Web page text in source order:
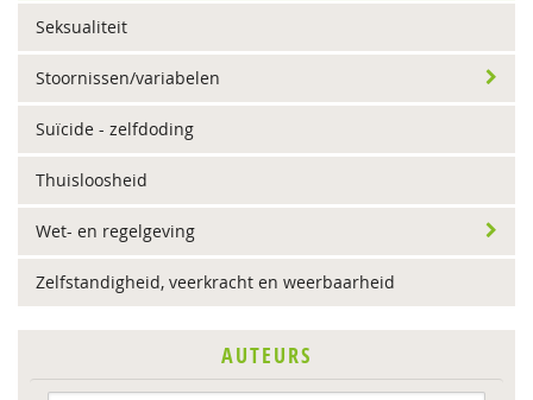
Seksualiteit
Stoornissen/variabelen
Suïcide - zelfdoding
Thuisloosheid
Wet- en regelgeving
Zelfstandigheid, veerkracht en weerbaarheid
AUTEURS